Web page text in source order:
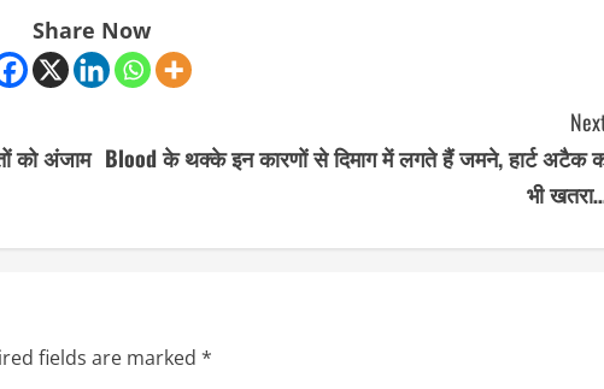
Share Now
को अंजाम Blood के थक्के इन कारणों से दिमाग में लगते हैं जमने, हार्ट अटैक
भी
fields are marked *